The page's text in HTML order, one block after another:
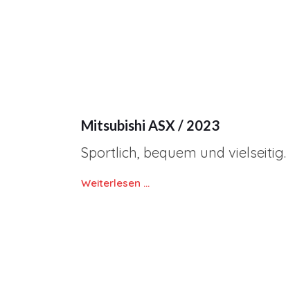
Mitsubishi ASX / 2023
Sportlich, bequem und vielseitig.
Weiterlesen …